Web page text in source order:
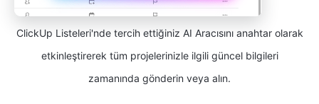
ClickUp Listeleri'nde tercih ettiğiniz AI Aracısını anahtar olarak
etkinleştirerek tüm projelerinizle ilgili güncel bilgileri
zamanında gönderin veya alın.